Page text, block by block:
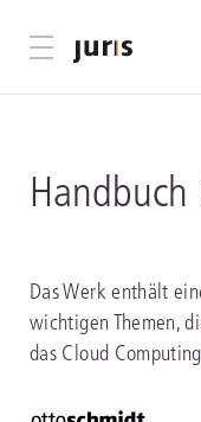
Menü öffnen
Das Werk enthält
wichtigen Themen,
das Cloud